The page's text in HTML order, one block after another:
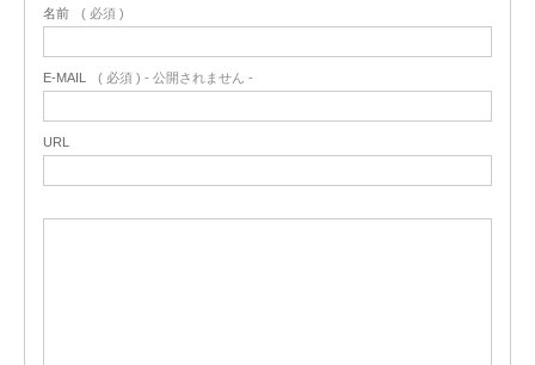
名前 ( 必須 )
E-MAIL ( 必須 ) - 公開されません -
URL